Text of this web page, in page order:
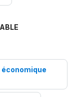
économique